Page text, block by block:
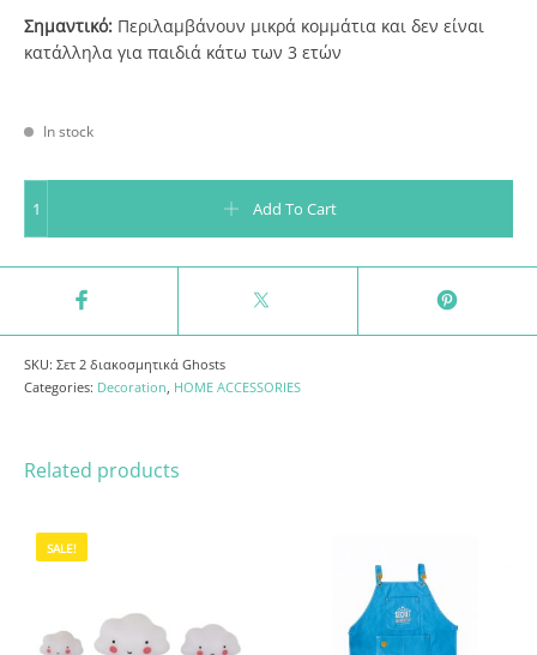
Σημαντικό: Περιλαμβάνουν μικρά κομμάτια και δεν είναι
κατάλληλα για παιδιά κάτω των 3 ετών
In stock
Add To Cart
SKU:Σετ 2 διακοσμητικά Ghosts
Categories: Decoration, HOME ACCESSORIES
Related products
SALE!